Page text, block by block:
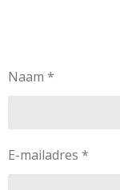
Naam *
E-mailadres *